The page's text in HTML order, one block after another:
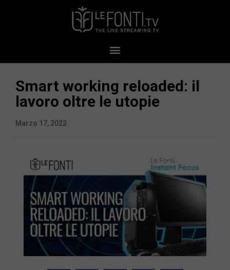
Smart working reloaded: il
lavoro oltre le utopie
Marzo 17, 2022